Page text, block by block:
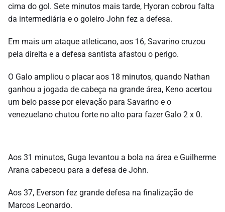
cima do gol. Sete minutos mais tarde, Hyoran cobrou falta
da intermediária e o goleiro John fez a defesa.
Em mais um ataque atleticano, aos 16, Savarino cruzou
pela direita e a defesa santista afastou o perigo.
O Galo ampliou o placar aos 18 minutos, quando Nathan
ganhou a jogada de cabeça na grande área, Keno acertou
um belo passe por elevação para Savarino e o
venezuelano chutou forte no alto para fazer Galo 2 x 0.
Aos 31 minutos, Guga levantou a bola na área e Guilherme
Arana cabeceou para a defesa de John.
Aos 37, Everson fez grande defesa na finalização de
Marcos Leonardo.